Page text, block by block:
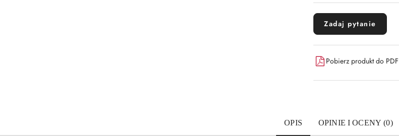
Zadaj pytanie
Pobierz produkt do PDF
OPIS OPINIE I OCENY (0)